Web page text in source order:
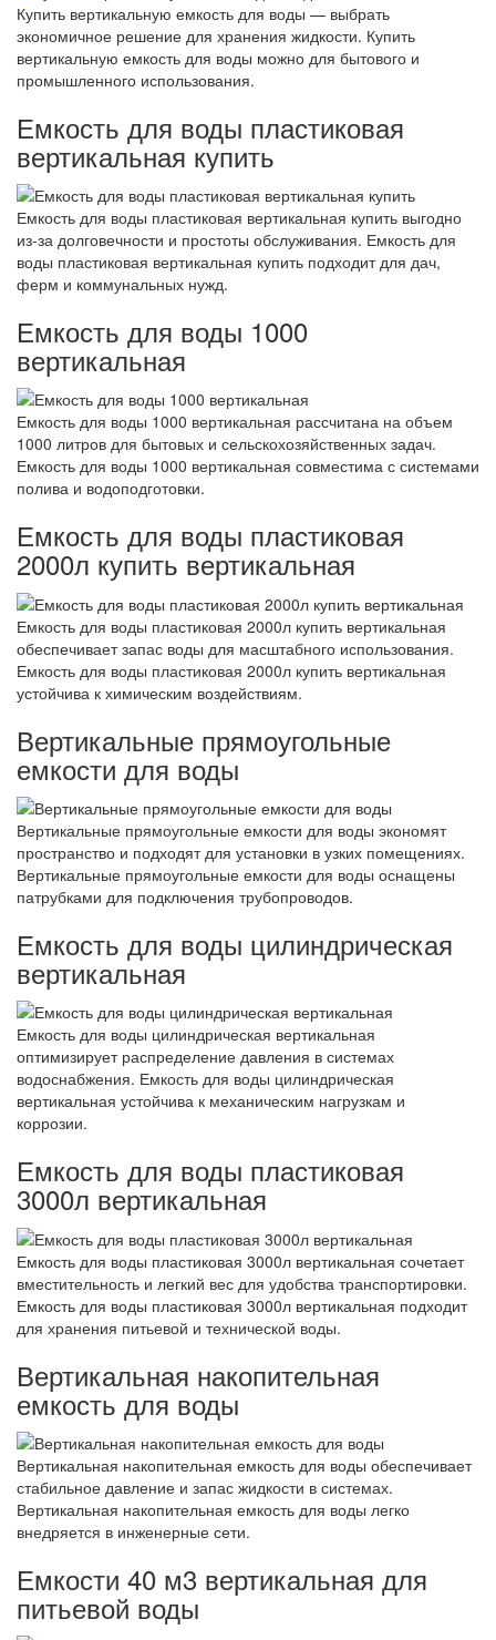
Купить вертикальную емкость для воды — выбрать
экономичное решение для хранения жидкости. Купить
вертикальную емкость для воды можно для бытового и
промышленного использования.
Емкость для воды пластиковая
вертикальная купить
Емкость для воды пластиковая вертикальная купить выгодно
из-за долговечности и простоты обслуживания. Емкость для
воды пластиковая вертикальная купить подходит для дач,
ферм и коммунальных нужд.
Емкость для воды 1000
вертикальная
Емкость для воды 1000 вертикальная рассчитана на объем
1000 литров для бытовых и сельскохозяйственных задач.
Емкость для воды 1000 вертикальная совместима с системами
полива и водоподготовки.
Емкость для воды пластиковая
2000л купить вертикальная
Емкость для воды пластиковая 2000л купить вертикальная
обеспечивает запас воды для масштабного использования.
Емкость для воды пластиковая 2000л купить вертикальная
устойчива к химическим воздействиям.
Вертикальные прямоугольные
емкости для воды
Вертикальные прямоугольные емкости для воды экономят
пространство и подходят для установки в узких помещениях.
Вертикальные прямоугольные емкости для воды оснащены
патрубками для подключения трубопроводов.
Емкость для воды цилиндрическая
вертикальная
Емкость для воды цилиндрическая вертикальная
оптимизирует распределение давления в системах
водоснабжения. Емкость для воды цилиндрическая
вертикальная устойчива к механическим нагрузкам и
коррозии.
Емкость для воды пластиковая
3000л вертикальная
Емкость для воды пластиковая 3000л вертикальная сочетает
вместительность и легкий вес для удобства транспортировки.
Емкость для воды пластиковая 3000л вертикальная подходит
для хранения питьевой и технической воды.
Вертикальная накопительная
емкость для воды
Вертикальная накопительная емкость для воды обеспечивает
стабильное давление и запас жидкости в системах.
Вертикальная накопительная емкость для воды легко
внедряется в инженерные сети.
Емкости 40 м3 вертикальная для
питьевой воды